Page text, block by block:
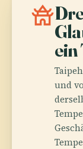
temple_buddhist
ein
und